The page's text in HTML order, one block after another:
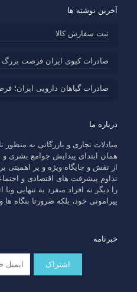
آخرین نوشته ها
ثبت سفارش کالا
صادرات کیوی ایران فرصت بزرگ
صادرات گیاهان دارویی ایران؛
درباره ما
مبادلات تجاری و بازرگانی به منظور
همان ابتدای پیدایش جوامع بشری و
از نقش و جایگاه ویژه و پر اهمیتی
تداوم پیشرفت های اقتصادی و
را دیگر نه افراد منفرد به تنهایی
پیرامونی خود، بلکه ضرورتا بنگاه
خبرنامه